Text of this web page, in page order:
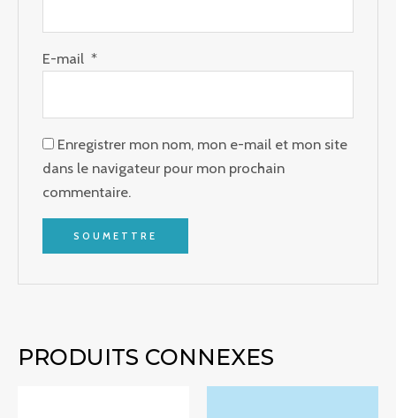
E-mail*
Enregistrer mon nom, mon e-mail et mon site
dans le navigateur pour mon prochain
commentaire.
PRODUITS CONNEXES